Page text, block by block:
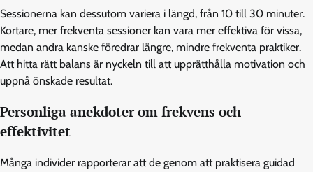
Sessionerna kan dessutom variera i längd, från 10 till 30 minuter.
Kortare, mer frekventa sessioner kan vara mer effektiva för vissa,
medan andra kanske föredrar längre, mindre frekventa praktiker.
Att hitta rätt balans är nyckeln till att upprätthålla motivation och
uppnå önskade resultat.
Personliga anekdoter om frekvens och
effektivitet
Många individer rapporterar att de genom att praktisera guidad